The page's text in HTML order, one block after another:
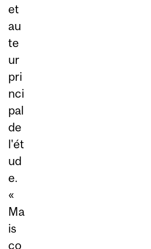
et
au
te
ur
pri
nci
pal
de
l'ét
ud
e.
«
Ma
is
co